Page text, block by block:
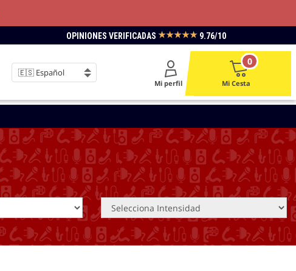
OPINIONES VERIFICADAS ★★★★★ 9.76/10
Mi perfil Mi Cesta
0